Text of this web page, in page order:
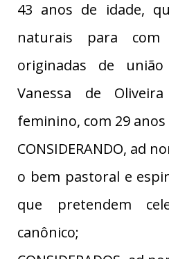
43 anos de idade,
naturais para com
originadas de
Vanessa de
feminino, com 29 anos
CONSIDERANDO, ad
o bem pastoral e
que pretendem
canônico;